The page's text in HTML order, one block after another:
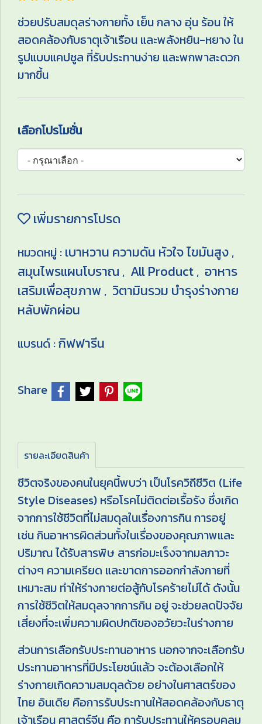
ช่วยปรับสมดุลร่างกายทั้ง เย็น กลาง อุ่น ร้อน ให้
สอดคล้องกับธาตุเจ้าเรือน และพลังหยิน-หยาง ใน
รูปแบบแคปซูล ที่รับประทานง่าย และพกพาสะดวก
มากขึ้น
เลือกโปรโมชั่น
เพิ่มรายการโปรด
หมวดหมู่ : เบาหวาน ความดัน หัวใจ ไขมันสูง ,
สมุนไพรแผนโบราณ , All Product , อาหาร
เสริมเพื่อสุขภาพ , วิตามินรวม บำรุงร่างกาย
หลับพักผ่อน
แบรนด์ :กิฟฟารีน
Share
รายละเอียดสินค้า
ชีวิตจริงของคนในยุคนี้พบว่า เป็นโรควิถีชีวิต (Life
Style Diseases) หรือโรคไม่ติดต่อเรื้อรัง ซึ่งเกิด
จากการใช้ชีวิตที่ไม่สมดุลในเรื่องการกิน การอยู่
เช่น กินอาหารผิดส่วนทั้งในเรื่องของคุณภาพและ
ปริมาณ ได้รับสารพิษ สารก่อมะเร็งจากมลภาวะ
ต่างๆ ความเครียด และขาดการออกกำลังกายที่
เหมาะสม ทำให้ร่างกายต่อสู้กับโรคร้ายไม่ได้ ดังนั้น
การใช้ชีวิตให้สมดุลจากการกิน อยู่ จะช่วยลดปัจจัย
เสี่ยงที่จะเพิ่มความผิดปกติของอวัยวะในร่างกาย
ส่วนการเลือกรับประทานอาหาร นอกจากจะเลือกรับ
ประทานอาหารที่มีประโยชน์แล้ว จะต้องเลือกให้
ร่างกายเกิดความสมดุลด้วย อย่างในศาสตร์ของ
ไทย อินเดีย คือการรับประทานให้สอดคล้องกับธาตุ
เจ้าเรือน ศาสตร์จีน คือ การับประทานให้ครอบคลุม